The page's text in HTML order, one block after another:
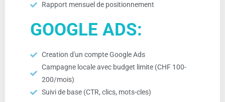
Rapport mensuel de positionnement
GOOGLE ADS:
Creation d'un compte Google Ads
Campagne locale avec budget limite (CHF 100-
200/mois)
Suivi de base (CTR, clics, mots-cles)